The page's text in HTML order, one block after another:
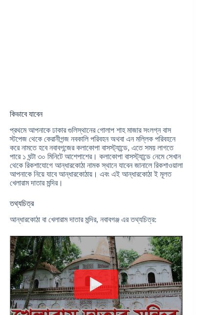
কিভাবে যাবেন
প্রথমে আপনাকে ঢাকার গুলিস্থানের গোলাপ শাহ মাজার সংলগ্ন বাস
স্টপেজ থেকে কেরানীগন্জ নবকালি পরিবহন অথবা এন মল্লিক পরিবহনে
করে নামতে হবে নবাবগন্জের কলাকোপা বাসস্ট্যান্ডে, এতে সময় লাগতে
পারে ১ ঘন্টা ৩০ মিনিটে আশেপাশের। কলাকোপা বাসস্ট্যান্ডে নেমে সেখান
থেকে রিকশাযোগে আন্ধারকোঠা নামক স্থানে যাবেন জানালে রিকশাওয়ালা
আপনাকে নিয়ে যাবে আন্ধারকোঠায়। এবং এই আন্ধারকোঠা ই মূলত
খেলারাম দাতার মন্দির।
তথ্যচিত্র
আন্ধারকোঠা বা খেলারাম দাতার মন্দির, নবাবগঞ্জ এর তথ্যচিত্র: